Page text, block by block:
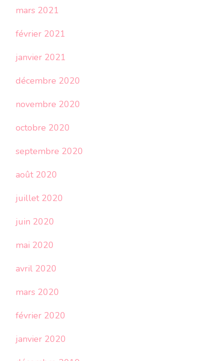
mars 2021
février 2021
janvier 2021
décembre 2020
novembre 2020
octobre 2020
septembre 2020
août 2020
juillet 2020
juin 2020
mai 2020
avril 2020
mars 2020
février 2020
janvier 2020